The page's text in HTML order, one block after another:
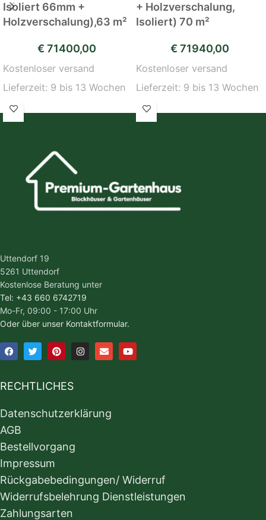
Isoliert 66mm +
Holzverschalung),63 m²
€ 71400,00
Kostenloser versand
Lieferzeit: 9 bis 13 Wochen
+ Holzverschalung,
Isoliert) 70 m²
€ 71940,00
Kostenloser versand
Lieferzeit: 9 bis 13 Wochen
Uttendorf 19
5261 Uttendorf
Kostenlose Beratung unter
Tel: +43 660 6742719
Mo-Fr, 09:00 - 17:00 Uhr
Oder über unser Kontaktformular.
RECHTLICHES
Datenschutzerklärung
AGB
Bestellvorgang
Impressum
Rückgabebedingungen/ Widerruf
Widerrufsbelehrung Dienstleistungen
Zahlungsarten